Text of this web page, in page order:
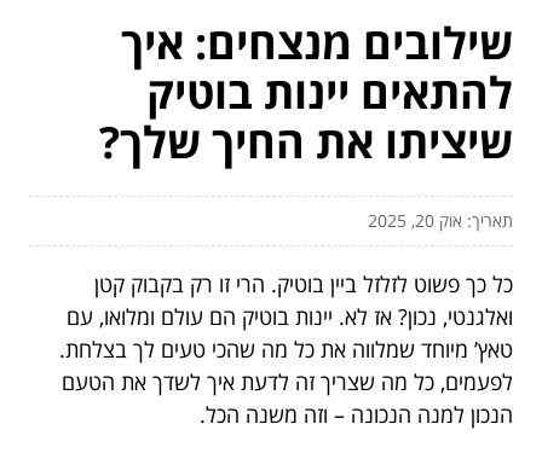
שילובים מנצחים: איך
להתאים יינות בוטיק
שיציתו את החיך שלך?
תאריך: אוק 20, 2025
כל כך פשוט לזלזל ביין בוטיק. הרי זו רק בקבוק קטן
ואלגנטי, נכון? אז לא. יינות בוטיק הם עולם ומלואו, עם
טאץ’ מיוחד שמלווה את כל מה שהכי טעים לך בצלחת.
לפעמים, כל מה שצריך זה לדעת איך לשדך את הטעם
הנכון למנה הנכונה – וזה משנה הכל.